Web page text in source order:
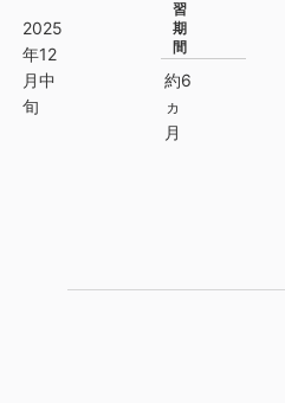
2025
年12
月中
旬
習
期
間
約6
ヵ
月